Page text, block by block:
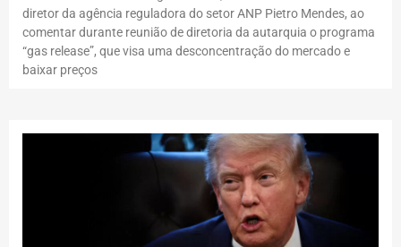
diretor da agência reguladora do setor ANP Pietro Mendes, ao
comentar durante reunião de diretoria da autarquia o programa
“gas release”, que visa uma desconcentração do mercado e
baixar preços